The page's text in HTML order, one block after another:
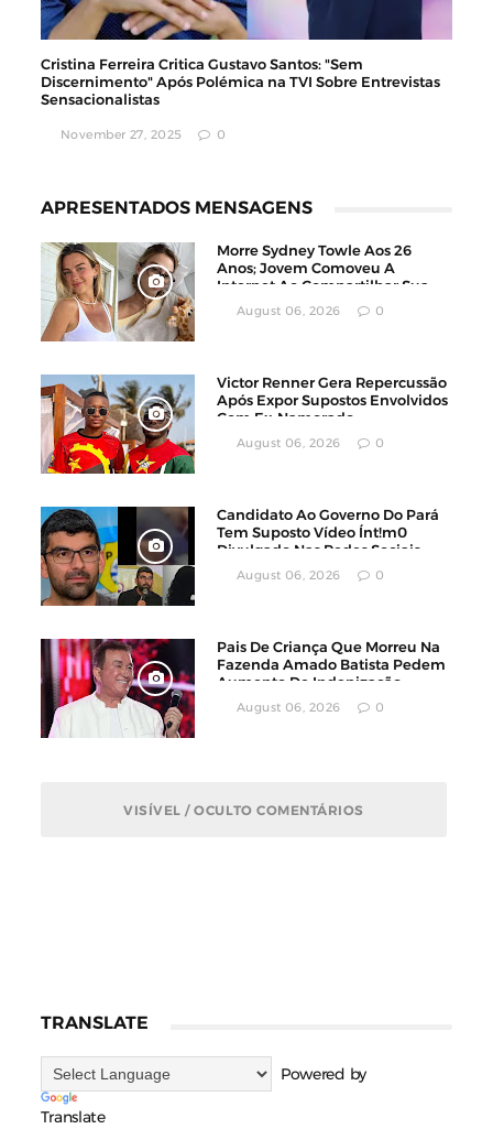
Cristina Ferreira Critica Gustavo Santos: "Sem
Discernimento" Após Polémica na TVI Sobre Entrevistas
Sensacionalistas
November 27, 2025 0
APRESENTADOS MENSAGENS
Morre Sydney Towle Aos 26
Anos; Jovem Comoveu A
Internet Ao Compartilhar Sua
Luta Contra O Câncer
August 06, 2026 0
Victor Renner Gera Repercussão
Após Expor Supostos Envolvidos
Com Ex-Namorado
August 06, 2026 0
Candidato Ao Governo Do Pará
Tem Suposto Vídeo Ínt!m0
Divulgado Nas Redes Sociais
August 06, 2026 0
Pais De Criança Que Morreu Na
Fazenda Amado Batista Pedem
Aumento De Indenização
August 06, 2026 0
VISÍVEL / OCULTO COMENTÁRIOS
TRANSLATE
Powered by
Translate